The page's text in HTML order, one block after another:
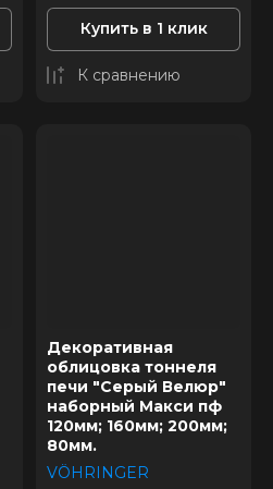
Купить в 1 клик
К сравнению
Декоративная
облицовка тоннеля
печи "Серый Велюр"
наборный Макси пф
120мм; 160мм; 200мм;
80мм.
VÖHRINGER